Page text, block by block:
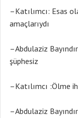
–Katılımcı: Esas
amaçlarıydı
–Abdulaziz
şüphesiz
–Katılımcı :Ölme
–Abdulaziz